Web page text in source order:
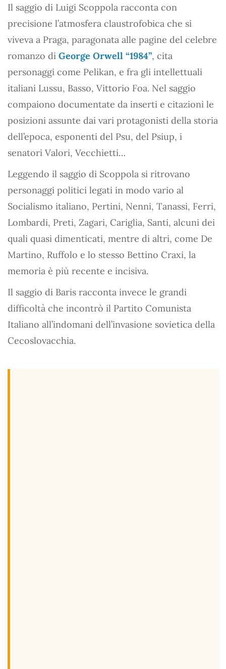
Il saggio di Luigi Scoppola racconta con
precisione l’atmosfera claustrofobica che si
viveva a Praga, paragonata alle pagine del celebre
romanzo di George Orwell “1984”, cita
personaggi come Pelikan, e fra gli intellettuali
italiani Lussu, Basso, Vittorio Foa. Nel saggio
compaiono documentate da inserti e citazioni le
posizioni assunte dai vari protagonisti della storia
dell’epoca, esponenti del Psu, del Psiup, i
senatori Valori, Vecchietti…
Leggendo il saggio di Scoppola si ritrovano
personaggi politici legati in modo vario al
Socialismo italiano, Pertini, Nenni, Tanassi, Ferri,
Lombardi, Preti, Zagari, Cariglia, Santi, alcuni dei
quali quasi dimenticati, mentre di altri, come De
Martino, Ruffolo e lo stesso Bettino Craxi, la
memoria è più recente e incisiva.
Il saggio di Baris racconta invece le grandi
difficoltà che incontrò il Partito Comunista
Italiano all’indomani dell’invasione sovietica della
Cecoslovacchia.